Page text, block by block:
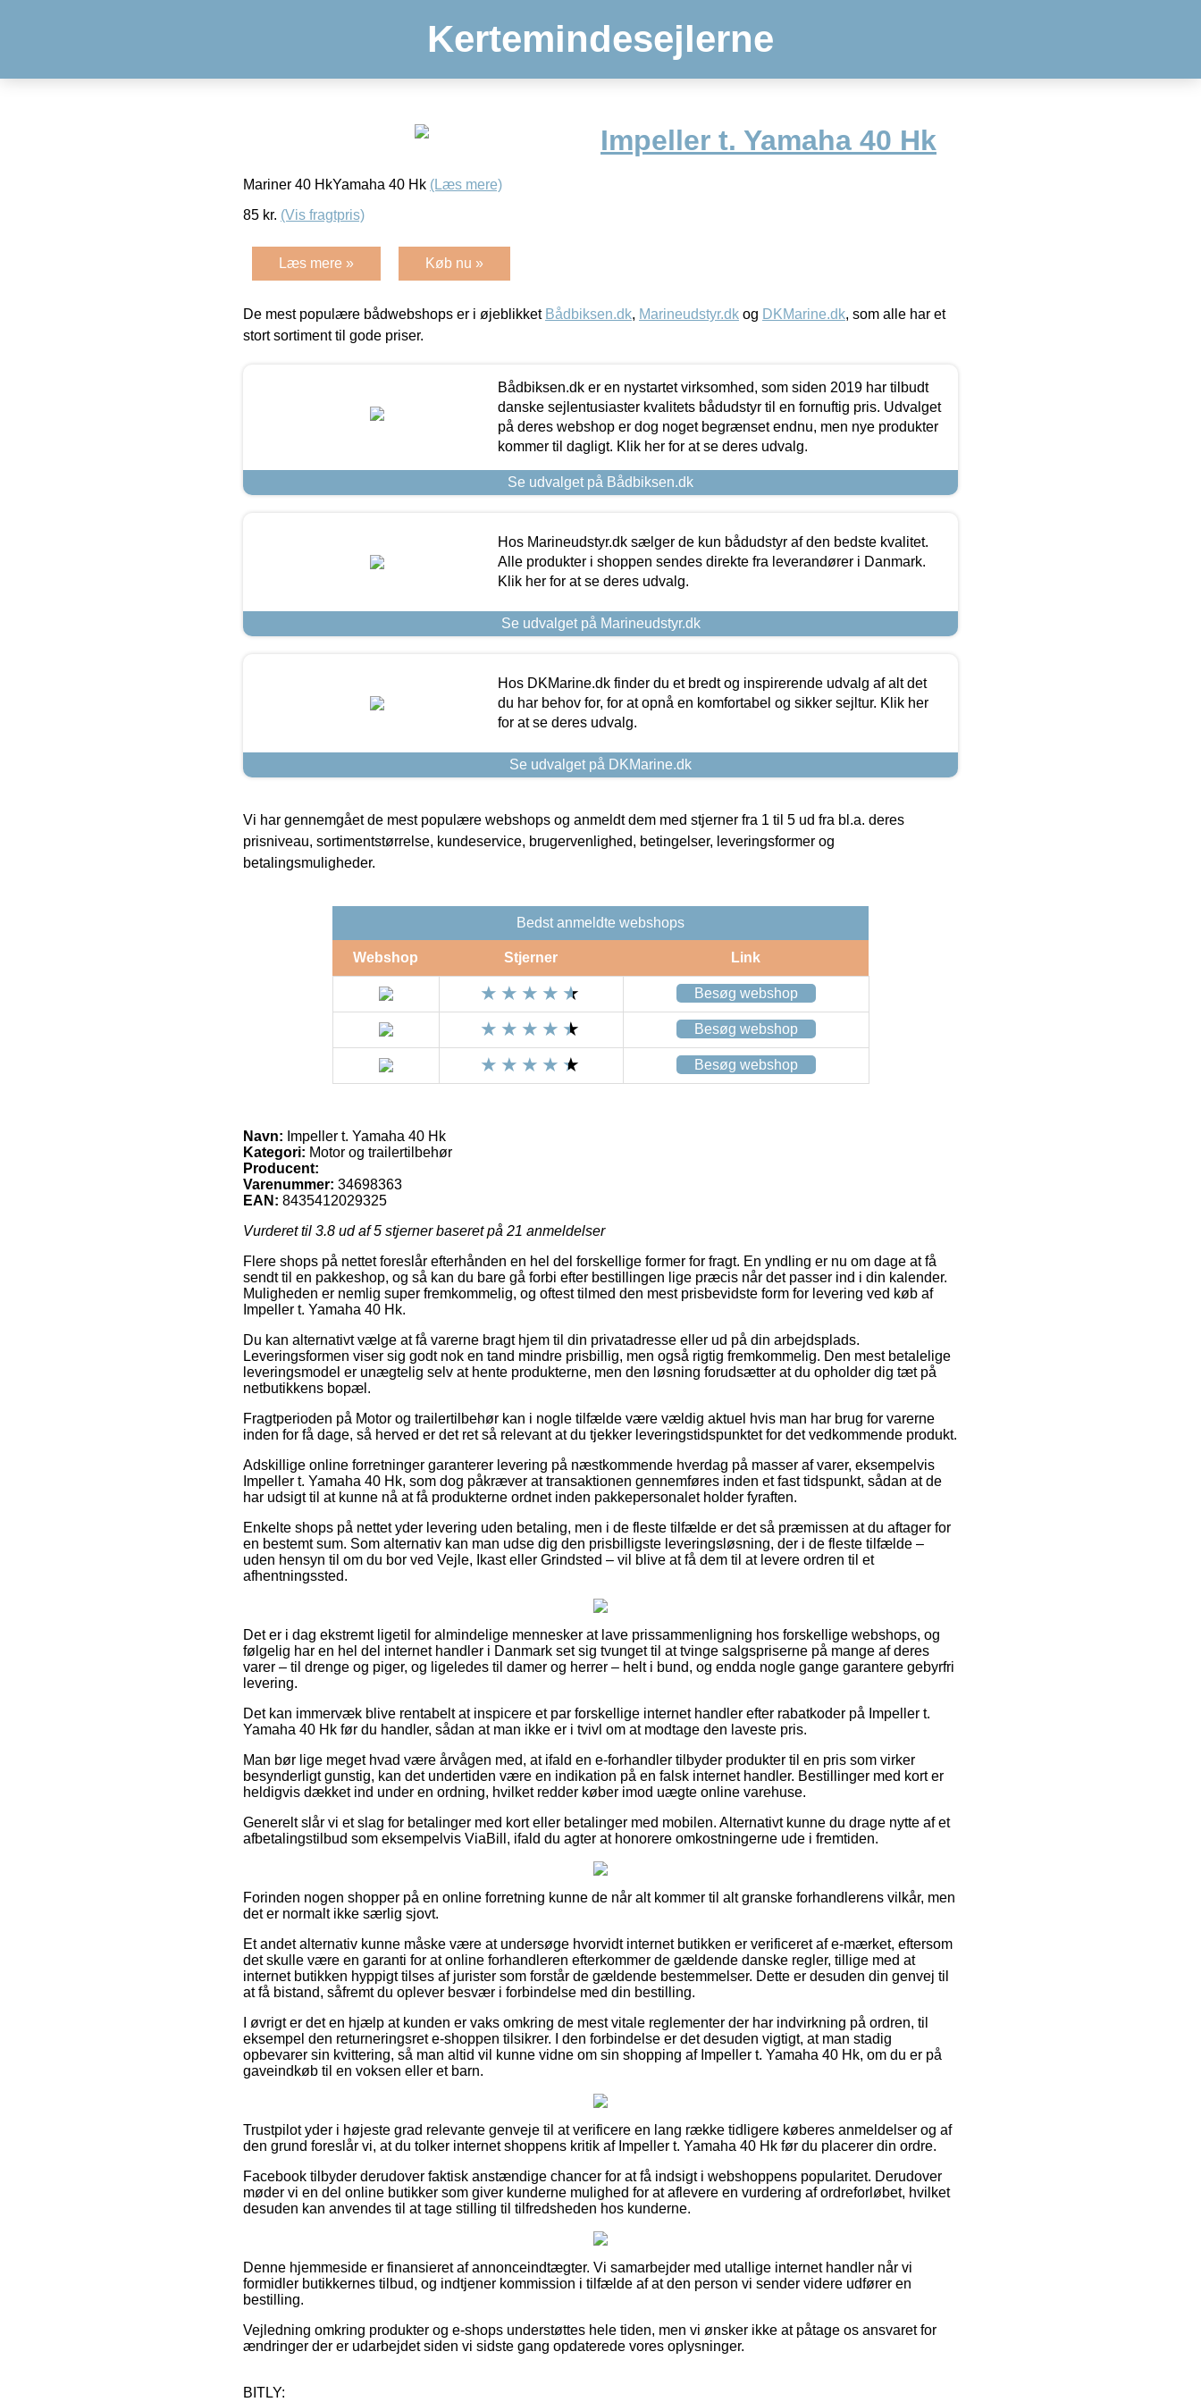
Kertemindesejlerne
Impeller t. Yamaha 40 Hk
Mariner 40 HkYamaha 40 Hk (Læs mere)
85 kr. (Vis fragtpris)
Læs mere » Køb nu »
De mest populære bådwebshops er i øjeblikket Bådbiksen.dk, Marineudstyr.dk og DKMarine.dk, som alle har et
stort sortiment til gode priser.
Bådbiksen.dk er en nystartet virksomhed, som siden 2019 har tilbudt
danske sejlentusiaster kvalitets bådudstyr til en fornuftig pris. Udvalget
på deres webshop er dog noget begrænset endnu, men nye produkter
kommer til dagligt. Klik her for at se deres udvalg.
Se udvalget på Bådbiksen.dk
Hos Marineudstyr.dk sælger de kun bådudstyr af den bedste kvalitet.
Alle produkter i shoppen sendes direkte fra leverandører i Danmark.
Klik her for at se deres udvalg.
Se udvalget på Marineudstyr.dk
Hos DKMarine.dk finder du et bredt og inspirerende udvalg af alt det
du har behov for, for at opnå en komfortabel og sikker sejltur. Klik her
for at se deres udvalg.
Se udvalget på DKMarine.dk
Vi har gennemgået de mest populære webshops og anmeldt dem med stjerner fra 1 til 5 ud fra bl.a. deres
prisniveau, sortimentstørrelse, kundeservice, brugervenlighed, betingelser, leveringsformer og
betalingsmuligheder.
Bedst anmeldte webshops
Webshop Stjerner Link
Besøg webshop
Besøg webshop
Besøg webshop
Navn: Impeller t. Yamaha 40 Hk
Kategori: Motor og trailertilbehør
Producent:
Varenummer: 34698363
EAN: 8435412029325
Vurderet til 3.8 ud af 5 stjerner baseret på 21 anmeldelser
Flere shops på nettet foreslår efterhånden en hel del forskellige former for fragt. En yndling er nu om dage at få
sendt til en pakkeshop, og så kan du bare gå forbi efter bestillingen lige præcis når det passer ind i din kalender.
Muligheden er nemlig super fremkommelig, og oftest tilmed den mest prisbevidste form for levering ved køb af
Impeller t. Yamaha 40 Hk.
Du kan alternativt vælge at få varerne bragt hjem til din privatadresse eller ud på din arbejdsplads.
Leveringsformen viser sig godt nok en tand mindre prisbillig, men også rigtig fremkommelig. Den mest betalelige
leveringsmodel er unægtelig selv at hente produkterne, men den løsning forudsætter at du opholder dig tæt på
netbutikkens bopæl.
Fragtperioden på Motor og trailertilbehør kan i nogle tilfælde være vældig aktuel hvis man har brug for varerne
inden for få dage, så herved er det ret så relevant at du tjekker leveringstidspunktet for det vedkommende produkt.
Adskillige online forretninger garanterer levering på næstkommende hverdag på masser af varer, eksempelvis
Impeller t. Yamaha 40 Hk, som dog påkræver at transaktionen gennemføres inden et fast tidspunkt, sådan at de
har udsigt til at kunne nå at få produkterne ordnet inden pakkepersonalet holder fyraften.
Enkelte shops på nettet yder levering uden betaling, men i de fleste tilfælde er det så præmissen at du aftager for
en bestemt sum. Som alternativ kan man udse dig den prisbilligste leveringsløsning, der i de fleste tilfælde –
uden hensyn til om du bor ved Vejle, Ikast eller Grindsted – vil blive at få dem til at levere ordren til et
afhentningssted.
Det er i dag ekstremt ligetil for almindelige mennesker at lave prissammenligning hos forskellige webshops, og
følgelig har en hel del internet handler i Danmark set sig tvunget til at tvinge salgspriserne på mange af deres
varer – til drenge og piger, og ligeledes til damer og herrer – helt i bund, og endda nogle gange garantere gebyrfri
levering.
Det kan immervæk blive rentabelt at inspicere et par forskellige internet handler efter rabatkoder på Impeller t.
Yamaha 40 Hk før du handler, sådan at man ikke er i tvivl om at modtage den laveste pris.
Man bør lige meget hvad være årvågen med, at ifald en e-forhandler tilbyder produkter til en pris som virker
besynderligt gunstig, kan det undertiden være en indikation på en falsk internet handler. Bestillinger med kort er
heldigvis dækket ind under en ordning, hvilket redder køber imod uægte online varehuse.
Generelt slår vi et slag for betalinger med kort eller betalinger med mobilen. Alternativt kunne du drage nytte af et
afbetalingstilbud som eksempelvis ViaBill, ifald du agter at honorere omkostningerne ude i fremtiden.
Forinden nogen shopper på en online forretning kunne de når alt kommer til alt granske forhandlerens vilkår, men
det er normalt ikke særlig sjovt.
Et andet alternativ kunne måske være at undersøge hvorvidt internet butikken er verificeret af e-mærket, eftersom
det skulle være en garanti for at online forhandleren efterkommer de gældende danske regler, tillige med at
internet butikken hyppigt tilses af jurister som forstår de gældende bestemmelser. Dette er desuden din genvej til
at få bistand, såfremt du oplever besvær i forbindelse med din bestilling.
I øvrigt er det en hjælp at kunden er vaks omkring de mest vitale reglementer der har indvirkning på ordren, til
eksempel den returneringsret e-shoppen tilsikrer. I den forbindelse er det desuden vigtigt, at man stadig
opbevarer sin kvittering, så man altid vil kunne vidne om sin shopping af Impeller t. Yamaha 40 Hk, om du er på
gaveindkøb til en voksen eller et barn.
Trustpilot yder i højeste grad relevante genveje til at verificere en lang række tidligere køberes anmeldelser og af
den grund foreslår vi, at du tolker internet shoppens kritik af Impeller t. Yamaha 40 Hk før du placerer din ordre.
Facebook tilbyder derudover faktisk anstændige chancer for at få indsigt i webshoppens popularitet. Derudover
møder vi en del online butikker som giver kunderne mulighed for at aflevere en vurdering af ordreforløbet, hvilket
desuden kan anvendes til at tage stilling til tilfredsheden hos kunderne.
Denne hjemmeside er finansieret af annonceindtægter. Vi samarbejder med utallige internet handler når vi
formidler butikkernes tilbud, og indtjener kommission i tilfælde af at den person vi sender videre udfører en
bestilling.
Vejledning omkring produkter og e-shops understøttes hele tiden, men vi ønsker ikke at påtage os ansvaret for
ændringer der er udarbejdet siden vi sidste gang opdaterede vores oplysninger.
BITLY: